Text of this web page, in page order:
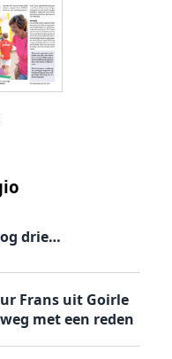
drie…
Frans uit Goirle
met een reden